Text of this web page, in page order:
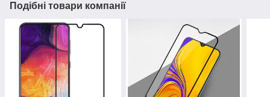
Подібні товари компанії